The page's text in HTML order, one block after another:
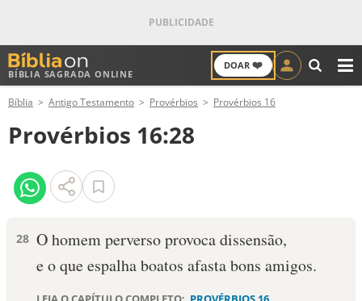
BÍBLIA SAGRADA ONLINE
DOAR ❤️
ANTIGO TESTAMENTO
NOVO TESTAMENTO
VERSÍCULOS
PALAVRA DO DIA
Bíblia Antigo Testamento Provérbios Provérbios 16
Provérbios 16:28
28 O homem perverso provoca dissensão,
e o que espalha boatos afasta bons amigos.